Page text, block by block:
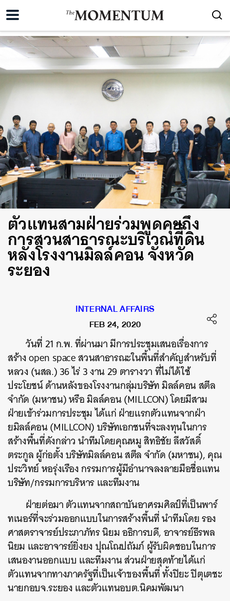
ตัวแทนสามฝ่ายร่วมพูดคุยถึง
การสวนสาธารณะบริเวณที่ิดิน
หลังโรงงานมิลล์คอน จังหวัด
ระยอง
INTERNAL AFFAIRS
FEB 24, 2020
วันที่ 21 ก.พ. ที่ผ่านมา มีการประชุมเสนอเรื่องการ
สร้าง open space สวนสาธารณะในพื้นที่สำคัญสำหรับที่
หลวง (นสล.) 36 ไร่ 3 งาน 29 ตารางวา ที่ไม่ได้ใช้
ประโยชน์ ด้านหลังของโรงงานกลุ่มบริษัท มิลล์คอน สตีล
จำกัด (มหาชน) หรือ มิลล์คอน (MILLCON) โดยมีสาม
ฝ่ายเข้าร่วมการประชุม ได้แก่ ฝ่ายแรกตัวแทนจากฝ่า
ยมิลล์คอน (MILLCON) บริษัทเอกชนที่จะลงทุนในการ
สร้างพื้นที่ดังกล่าว นำทีมโดยคุณหมู สิทธิชัย ลีสวัสดิ์
ตระกูล ผู้ก่อตั้ง บริษัทมิลล์คอน สตีล จำกัด (มหาชน), คุณ
ประวิทย์ หอรุ่งเรือง กรรมการผู้มีอำนาจลงลายมือชื่อแทน
บริษัท/กรรมการบริหาร และทีมงาน
ฝ่ายต่อมา ตัวแทนจากสถาบันอาศรมศิลป์ที่เป็นพาร์
ทเนอร์ที่จะร่วมออกแบบในการสร้างพื้นที่ นำทีมโดย รอง
ศาสตราจารย์ประภาภัทร นิยม อธิการบดี, อาจารย์ธีรพล
นิยม และอาจารย์ยิ่งยง ปุณโณปถัมภ์ ผู้รับผิดชอบในการ
เสนองานออกแบบ และทีมงานส่วนฝ่ายสุดท้ายได้แก่
ตัวแทนจากทางภาครัฐที่เป็นเจ้าของพื้นที่ ทั้งปิยะ ปิตุเตชะ
นายกอบจ.ระยอง และตัวแทนอบต.นิคมพัฒนา